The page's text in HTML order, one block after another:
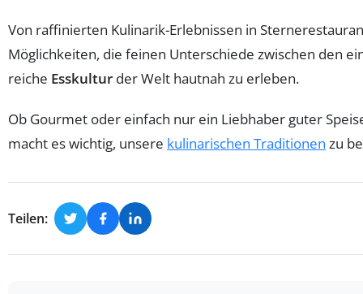
Von raffinierten Kulinarik-Erlebnissen in
Möglichkeiten, die feinen Unterschiede zwischen den
reiche Esskultur der Welt hautnah zu erleben.
Ob Gourmet oder einfach nur ein Liebhaber guter
macht es wichtig, unsere kulinarischen Traditionen zu
Teilen: